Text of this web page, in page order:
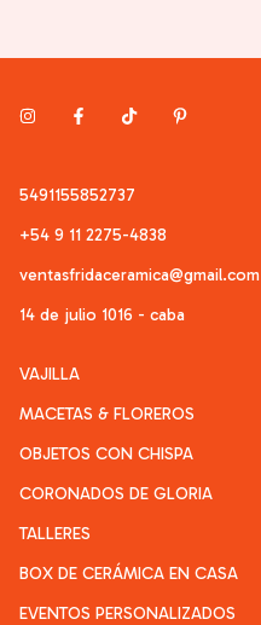
5491155852737
+54 9 11 2275-4838
ventasfridaceramica@gmail.com
14 de julio 1016 - caba
VAJILLA
MACETAS & FLOREROS
OBJETOS CON CHISPA
CORONADOS DE GLORIA
TALLERES
BOX DE CERÁMICA EN CASA
EVENTOS PERSONALIZADOS